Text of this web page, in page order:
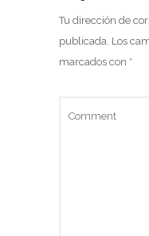
Tu dirección de
publicada. Los
marcados con *